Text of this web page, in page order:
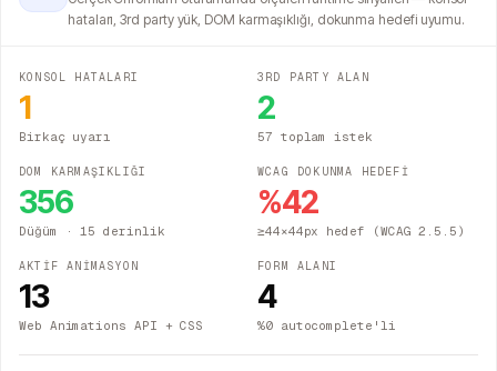
hataları, 3rd party yük, DOM karmaşıklığı, dokunma hedefi uyumu.
KONSOL HATALARI
1
Birkaç uyarı
3RD PARTY ALAN
2
57 toplam istek
DOM KARMAŞIKLIĞI
356
Düğüm · 15 derinlik
WCAG DOKUNMA HEDEFİ
%42
≥44×44px hedef (WCAG 2.5.5)
AKTİF ANİMASYON
13
Web Animations API + CSS
FORM ALANI
4
%0 autocomplete'li